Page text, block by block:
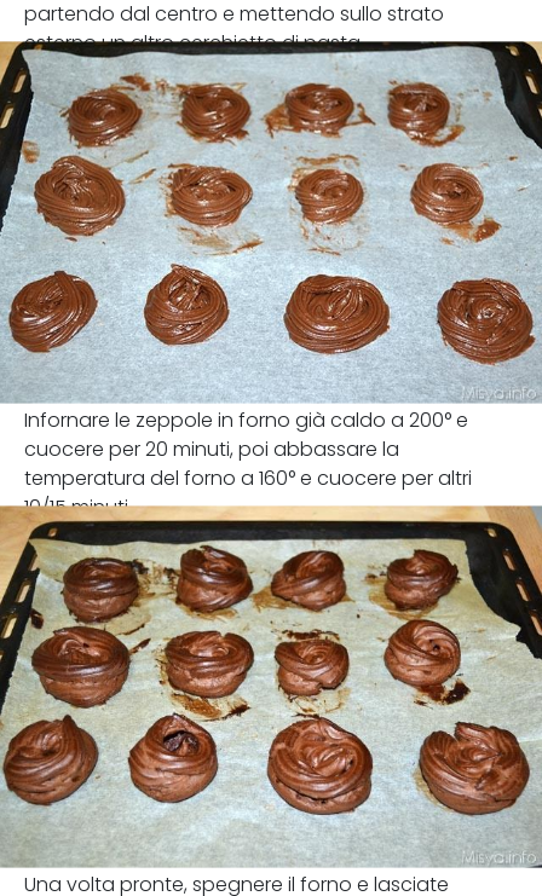
partendo dal centro e mettendo sullo strato
esterno un altro cerchietto di pasta.
Infornare le zeppole in forno già caldo a 200° e
cuocere per 20 minuti, poi abbassare la
temperatura del forno a 160° e cuocere per altri
10/15 minuti.
Una volta pronte, spegnere il forno e lasciate